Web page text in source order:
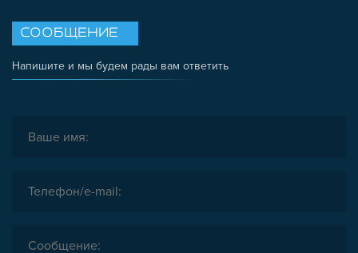
ШАРНИРНЫЕ И ПОДВИЖНЫЕ СОЕДИНИТЕЛИ
ЗАГЛУШКИ
НАБОРЫ
ОПОРЫ, ПОДВЕСЫ
КОЛЁСА
СООБЩЕНИЕ
Напишите и мы будем рады вам ответить